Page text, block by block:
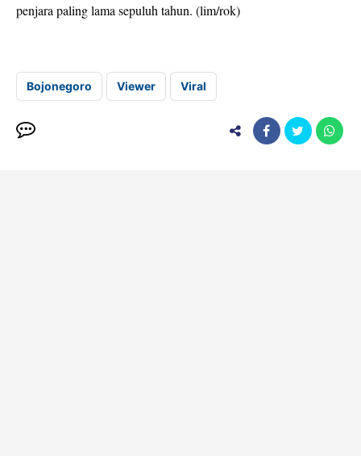
penjara paling lama sepuluh tahun. (lim/rok)
Bojonegoro Viewer Viral